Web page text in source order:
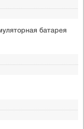
батарея